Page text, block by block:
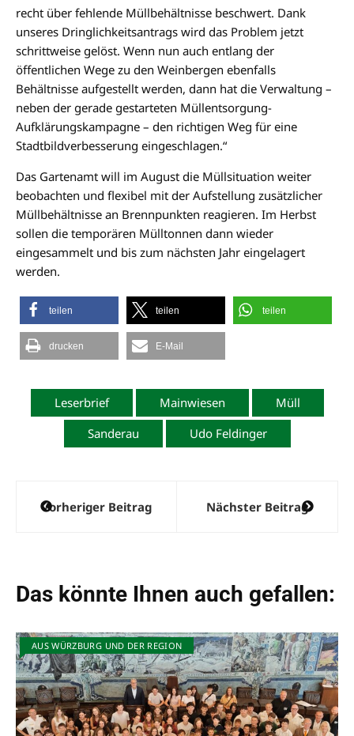
recht über fehlende Müllbehältnisse beschwert. Dank
unseres Dringlichkeitsantrags wird das Problem jetzt
schrittweise gelöst. Wenn nun auch entlang der
öffentlichen Wege zu den Weinbergen ebenfalls
Behältnisse aufgestellt werden, dann hat die Verwaltung –
neben der gerade gestarteten Müllentsorgung-
Aufklärungskampagne – den richtigen Weg für eine
Stadtbildverbesserung eingeschlagen.“
Das Gartenamt will im August die Müllsituation weiter
beobachten und flexibel mit der Aufstellung zusätzlicher
Müllbehältnisse an Brennpunkten reagieren. Im Herbst
sollen die temporären Mülltonnen dann wieder
eingesammelt und bis zum nächsten Jahr eingelagert
werden.
teilen teilen teilen
drucken E-Mail
Leserbrief Mainwiesen
Müll
Sanderau
Udo Feldinger
Beitragsnavigation
Vorheriger Beitrag Nächster Beitrag
Das könnte Ihnen auch gefallen:
AUS WÜRZBURG UND DER REGION